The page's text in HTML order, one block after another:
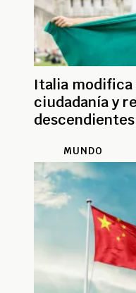
Italia modifica
ciudadanía y
MUNDO